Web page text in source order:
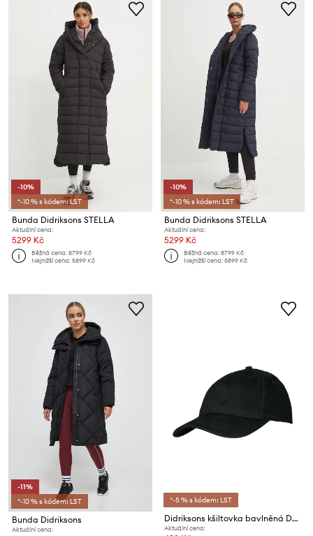
-10%
*-10 % s kódem: LST
Bunda Didriksons STELLA
Aktuální cena:
5299 Kč
Běžná cena:8799 Kč
Nejnižší cena:5899 Kč
-10%
*-10 % s kódem: LST
Bunda Didriksons STELLA
Aktuální cena:
5299 Kč
Běžná cena:8799 Kč
Nejnižší cena:5899 Kč
-11%
*-10 % s kódem: LST
Bunda Didriksons
Aktuální cena:
*-5 % s kódem: LST
Didriksons kšiltovka bavlněná DERIN
Aktuální cena: